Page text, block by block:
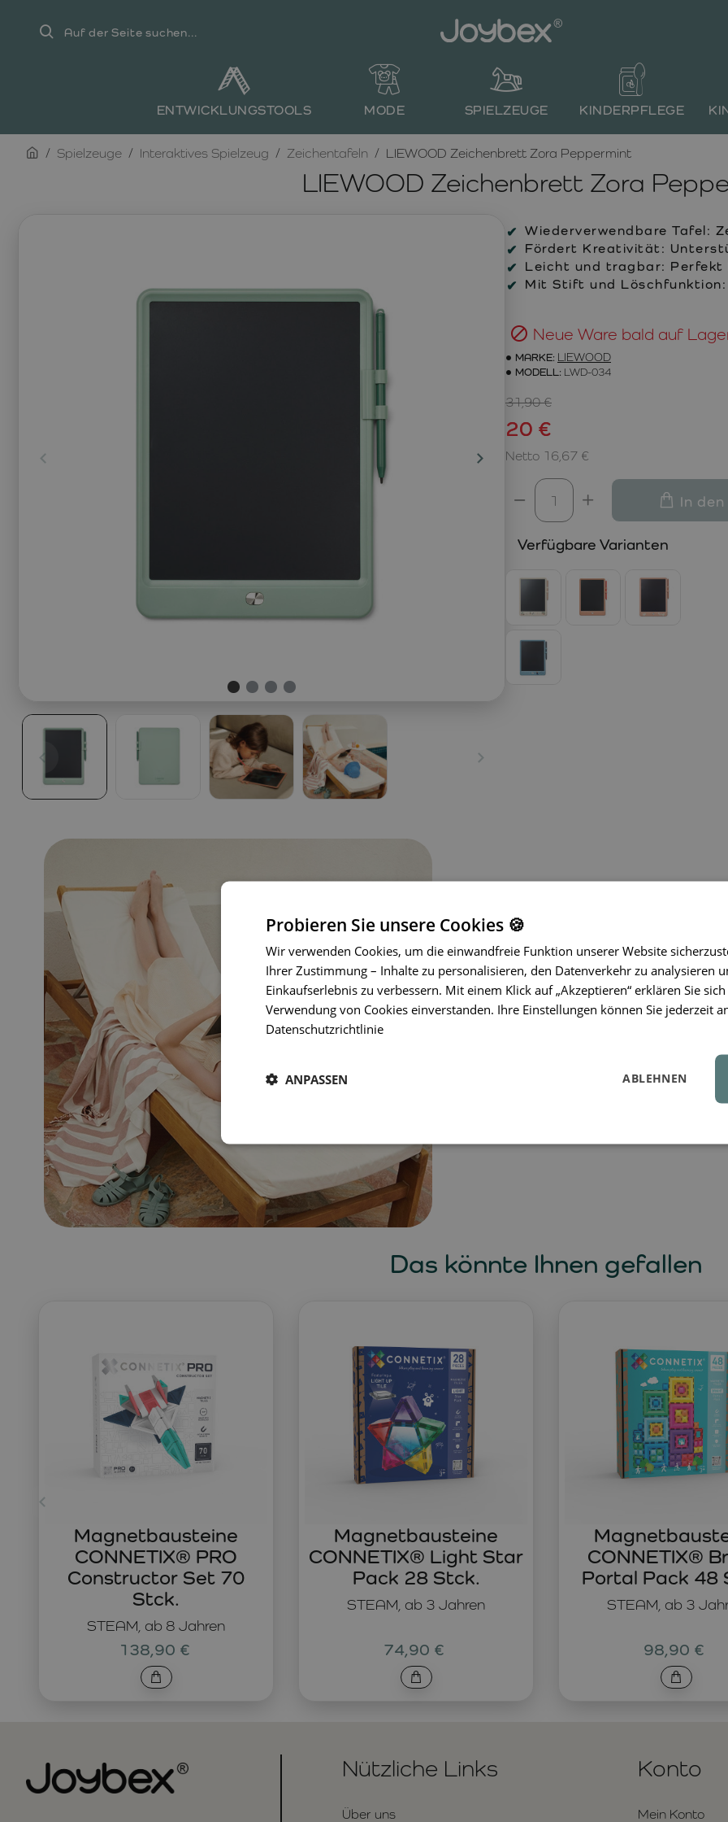
Auf
ENTWICKLUNGSTOOLS MODE SPIELZEUGE KINDERPFLEGE
LIEWOOD Zeichenbrett Zora
homeSpielzeuge Interaktives Spielzeug Zeichentafeln LIEWOOD Zeichenbrett Zora Peppermint
Wiederverwendbare Tafel:
Fördert Kreativität:
Leicht und tragbar: Perfekt
Mit Stift und
Neue Ware bald auf
MARKE: LIEWOOD
MODELL: LWD-034
20 €
31,90 €
Netto 16,67 €
In
Verfügbare Varianten
Das Zeichenbrett Zora fördert die
leichte und tragbare Tafel mit LCD-
. Zeichnungen können
gesperrt werden, damit die Kinder
inklusive austauschbarer Knopfzelle
Das könnte Ihnen gefallen
STEAM, ab 8 Jahren
Magnetbausteine
CONNETIX® PRO
Constructor Set 70
Stck.
138,90 €
STEAM, ab 3 Jahren
Magnetbausteine
CONNETIX® Light Star
Pack 28 Stck.
74,90 €
STEAM, ab 3
CONNETIX®
Portal Pack 48
98,90 €
Nützliche Links
Über uns
Konto
Mein Konto
Probieren Sie unsere Cookies 🍪
Wir verwenden Cookies, um die einwandfreie Funktion unserer Website
Ihrer Zustimmung – Inhalte zu personalisieren, den Datenverkehr zu analysieren
Einkaufserlebnis zu verbessern. Mit einem Klick auf „Akzeptieren“ erklären Sie
Verwendung von Cookies einverstanden. Ihre Einstellungen können Sie jederzeit
Datenschutzrichtlinie
ABLEHNEN
ANPASSEN